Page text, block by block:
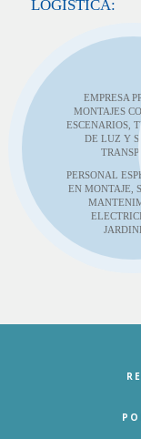
LOGÍSTICA:
EMPRESA
MONTAJES
ESCENARIOS,
DE LUZ Y
PERSONAL
EN MONTAJE,